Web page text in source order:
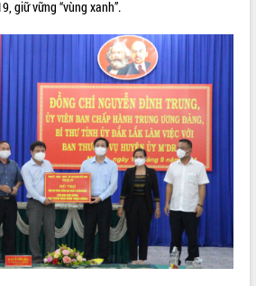
Quy
quy
2030,
các
vụ cơ
chung
mô hình
giữ vững “vùng xanh”.